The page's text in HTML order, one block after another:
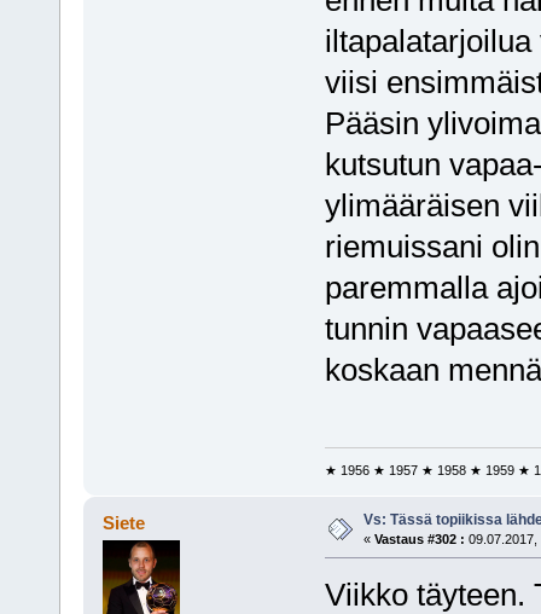
viisi
Pääsin
kutsutun
ylimääräisen
riemuissani
paremmalla
tunnin
koskaan
★ 1956 ★ 1957 ★ 1958 ★ 1959 ★
Siete Vs: Tässä topiikissa
« Vastaus #302 : 09.07.2017,
Viikko täyteen.